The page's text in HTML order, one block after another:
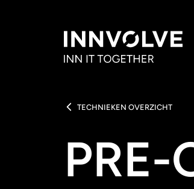
TECHNIEKEN OVERZICHT
PRE-